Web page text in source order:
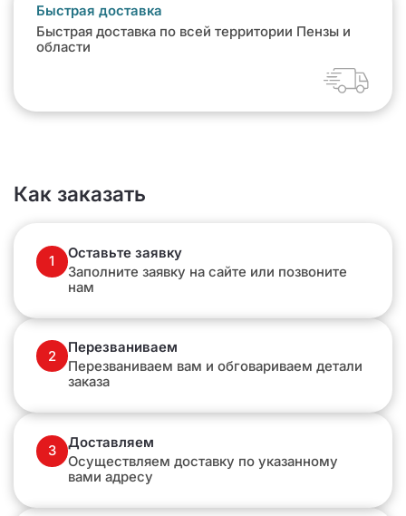
Быстрая доставка
Быстрая доставка по всей территории Пензы и
области
Как заказать
1
Оставьте заявку
Заполните заявку на сайте или позвоните
нам
2
Перезваниваем
Перезваниваем вам и обговариваем детали
заказа
3
Доставляем
Осуществляем доставку по указанному
вами адресу